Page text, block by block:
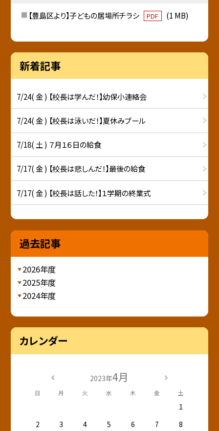
【豊島区より】子どもの居場所チラシ PDF (1 MB)
新着記事
7/24( 金 ) 【校長は学んだ！】幼保小連絡会
7/24( 金 ) 【校長は泳いだ！】夏休みプール
7/18( 土 ) ７月１６日の給食
7/17( 金 ) 【校長は悲しんだ！】最後の給食
7/17( 金 ) 【校長は話した！】１学期の終業式
過去記事
2026年度
2025年度
2024年度
カレンダー
2023年4月
日 月 火 水 木 金 土
1
2
3 4 5 6 7
8